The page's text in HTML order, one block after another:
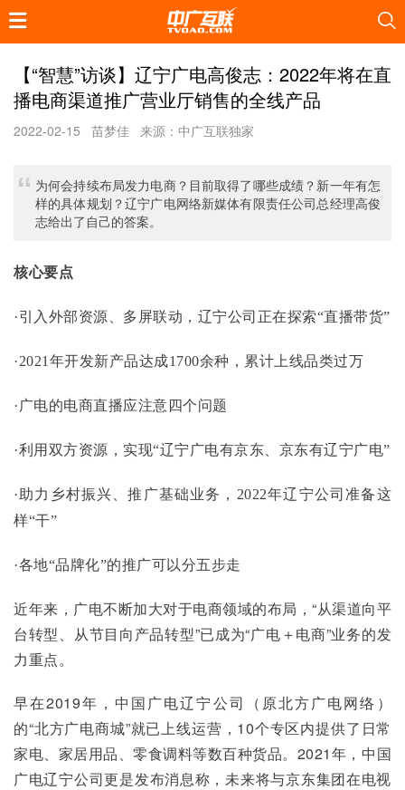
【“智慧”访谈】辽宁广电高俊志：2022年将在直
播电商渠道推广营业厅销售的全线产品
2022-02-15 苗梦佳 来源：中广互联独家
为何会持续布局发力电商？目前取得了哪些成绩？新一年有怎
样的具体规划？辽宁广电网络新媒体有限责任公司总经理高俊
志给出了自己的答案。
核心要点
·引入外部资源、多屏联动，辽宁公司正在探索“直播带货”
·2021年开发新产品达成1700余种，累计上线品类过万
·广电的电商直播应注意四个问题
·利用双方资源，实现“辽宁广电有京东、京东有辽宁广电”
·助力乡村振兴、推广基础业务，2022年辽宁公司准备这
样“干”
·各地“品牌化”的推广可以分五步走
近年来，广电不断加大对于电商领域的布局，“从渠道向平
台转型、从节目向产品转型”已成为“广电＋电商”业务的发
力重点。
早在2019年，中国广电辽宁公司（原北方广电网络）
的“北方广电商城”就已上线运营，10个专区内提供了日常
家电、家居用品、零食调料等数百种货品。2021年，中国
广电辽宁公司更是发布消息称，未来将与京东集团在电视